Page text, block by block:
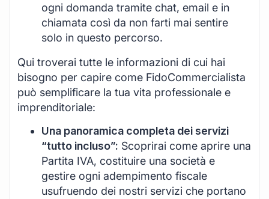
ogni domanda tramite chat, email e in
chiamata così da non farti mai sentire
solo in questo percorso.
Qui troverai tutte le informazioni di cui hai
bisogno per capire come FidoCommercialista
può semplificare la tua vita professionale e
imprenditoriale:
Una panoramica completa dei servizi
“tutto incluso”: Scoprirai come aprire una
Partita IVA, costituire una società e
gestire ogni adempimento fiscale
usufruendo dei nostri servizi che portano